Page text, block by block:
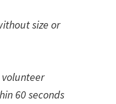
size or
60 seconds